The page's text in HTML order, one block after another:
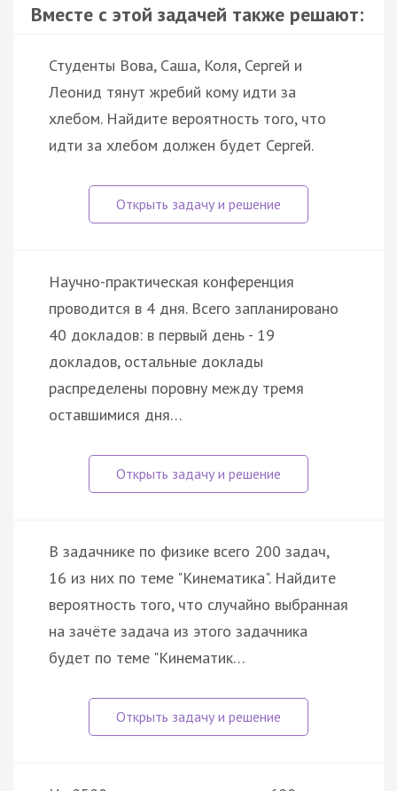
Вместе с этой задачей также решают:
Студенты Вова, Саша, Коля, Сергей и
Леонид тянут жребий кому идти за
хлебом. Найдите вероятность того, что
идти за хлебом должен будет Сергей.
Научно-практическая конференция
проводится в 4 дня. Всего запланировано
40 докладов: в первый день - 19
докладов, остальные доклады
распределены поровну между тремя
оставшимися дня…
В задачнике по физике всего 200 задач,
16 из них по теме "Кинематика". Найдите
вероятность того, что случайно выбранная
на зачёте задача из этого задачника
будет по теме "Кинематик…